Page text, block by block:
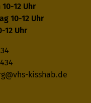
12 Uhr
10-12 Uhr
12 Uhr
kisshab.de